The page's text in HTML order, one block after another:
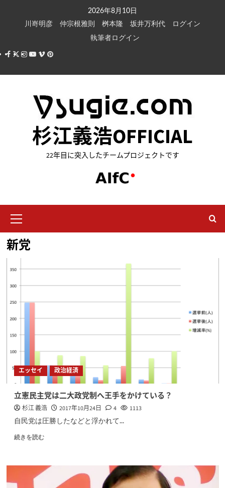
キ
2026年8月10日
川嵜明彦
仲宗根雅則 桝本隆 坂井万利代
ログイン
執筆者ログイン
Facebook
X Instagram
Youtube
VimeoPinterest
杉江義浩OFFICIAL
22年目に突入したチームプロジェクトです
イ
ン
メ
新党
エッセイ 政治経済
立憲民主党は二大政党制へ王手をかけている？
杉江 義浩 2017年10月24日 4 1113
自民党は圧勝したなどと浮かれて...
続きを読む